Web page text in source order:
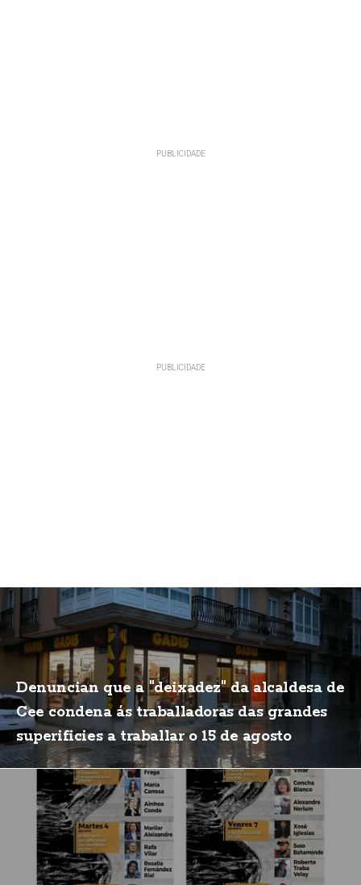
Denuncian que a "deixadez" da alcaldesa de
Cee condena ás traballadoras das grandes
superificies a traballar o 15 de agosto